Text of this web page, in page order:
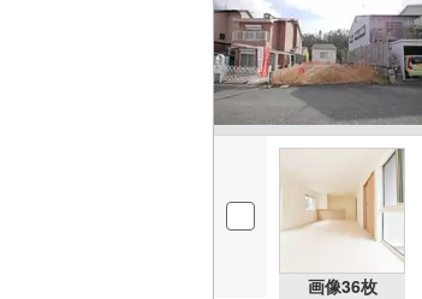
画像36枚